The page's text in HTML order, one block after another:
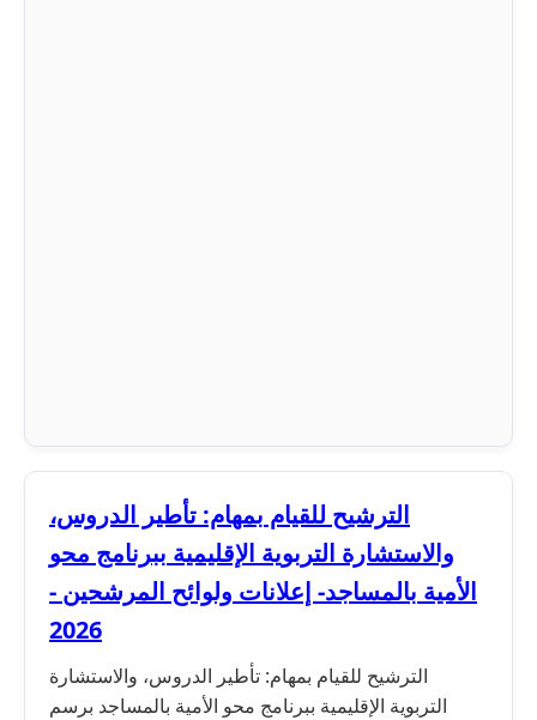
الترشيح للقيام بمهام: تأطير الدروس،
والاستشارة التربوية الإقليمية ببرنامج محو
الأمية بالمساجد- إعلانات ولوائح المرشحين -
2026
الترشيح للقيام بمهام: تأطير الدروس، والاستشارة
التربوية الإقليمية ببرنامج محو الأمية بالمساجد برسم